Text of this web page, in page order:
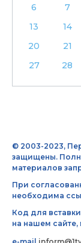
6
7
13
14
20
21
27
28
© 2003-2023,
защищены.
материалов
При
необходима
Код для
на нашем сайте,